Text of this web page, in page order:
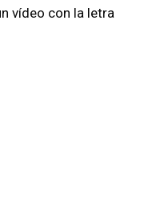
vídeo con la letra